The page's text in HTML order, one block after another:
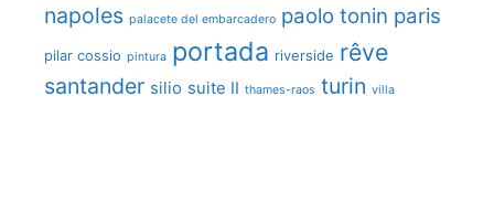
napoles palacete del embarcadero paolo tonin paris
pilar cossio pintura portada riverside rêve
santander silio suite II thames-raos turin villa